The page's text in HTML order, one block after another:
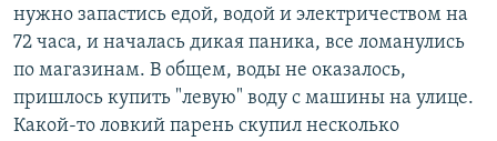
нужно запастись едой, водой и электричеством на
72 часа, и началась дикая паника, все ломанулись
по магазинам. В общем, воды не оказалось,
пришлось купить "левую" воду с машины на улице.
Какой-то ловкий парень скупил несколько